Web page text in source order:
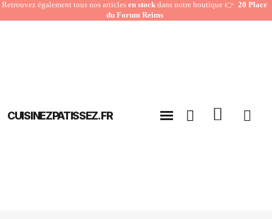
Retrouvez également tous nos articles en stock dans notre boutique 👉20 Place
du Forum Reims
CUISINEZPATISSEZ.FR